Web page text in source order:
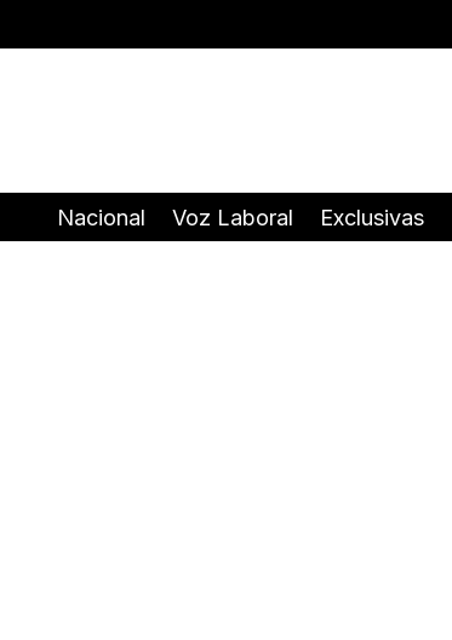
Nacional Voz Laboral Exclusivas